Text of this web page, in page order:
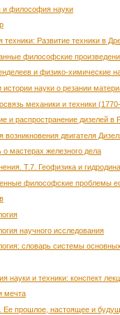
и философия науки
техники: Развитие техники в
философские
и физико-химические
науки о резании
механики и техники
распространение дизелей в
двигателя
мастерах железного дела
Т.7. Геофизика и
философские проблемы
научного исследования
словарь системы
науки и техники: конспект
мечта
прошлое, настоящее и